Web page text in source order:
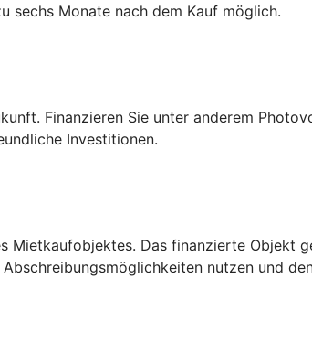
sechs Monate nach dem Kauf möglich.
Finanzieren Sie unter anderem
Investitionen.
Mietkaufobjektes. Das finanzierte Objekt
nutzen und